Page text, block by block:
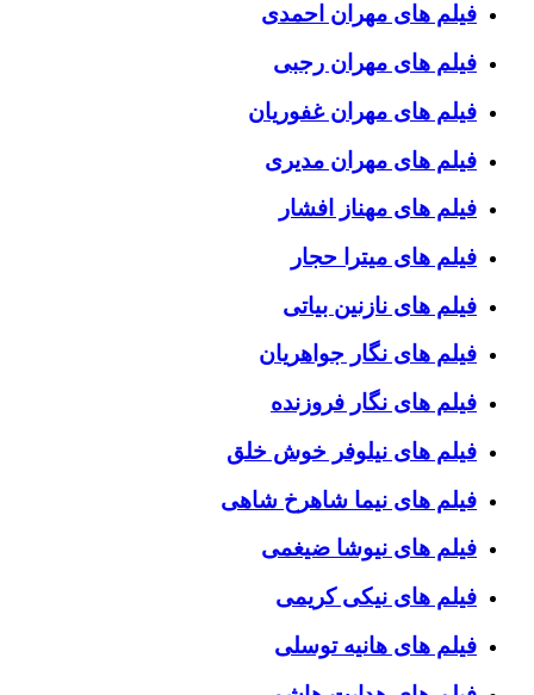
فیلم های مهران احمدی
فیلم های مهران رجبی
فیلم های مهران غفوریان
فیلم های مهران مدیری
فیلم های مهناز افشار
فیلم های میترا حجار
فیلم های نازنین بیاتی
فیلم های نگار جواهریان
فیلم های نگار فروزنده
فیلم های نیلوفر خوش خلق
فیلم های نیما شاهرخ شاهی
فیلم های نیوشا ضیغمی
فیلم های نیکی کریمی
فیلم های هانیه توسلی